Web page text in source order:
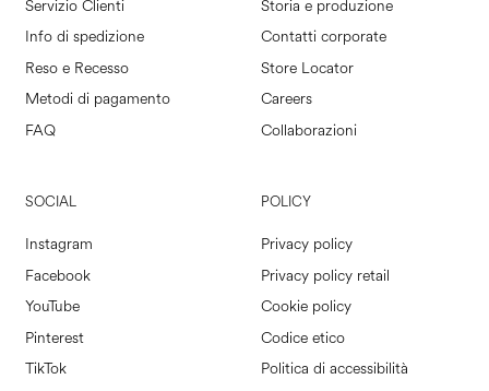
Servizio Clienti
Info di spedizione
Reso e Recesso
Metodi di pagamento
FAQ
Storia e produzione
Contatti corporate
Store Locator
Careers
Collaborazioni
SOCIAL
Instagram
Facebook
YouTube
Pinterest
TikTok
POLICY
Privacy policy
Privacy policy retail
Cookie policy
Codice etico
Politica di accessibilità